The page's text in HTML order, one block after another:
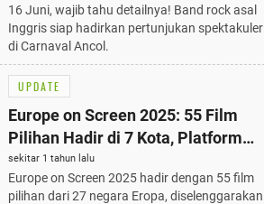
16 Juni, wajib tahu detailnya! Band rock asal
Inggris siap hadirkan pertunjukan spektakuler
di Carnaval Ancol.
UPDATE
Europe on Screen 2025: 55 Film
Pilihan Hadir di 7 Kota, Platform
Dinamis bagi Sineas Perempuan
sekitar 1 tahun lalu
Europe on Screen 2025 hadir dengan 55 film
pilihan dari 27 negara Eropa, diselenggarakan